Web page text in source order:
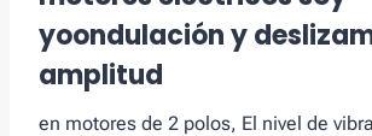
yoondulación y
amplitud
en motores de 2 polos, El nivel de